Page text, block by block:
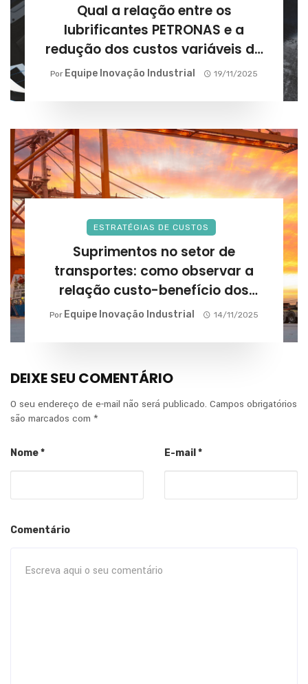
Qual a relação entre os
lubrificantes PETRONAS e a
redução dos custos variáveis da
frota?
Por Equipe Inovação Industrial 19/11/2025
ESTRATÉGIAS DE CUSTOS
Suprimentos no setor de
transportes: como observar a
relação custo-benefício dos
fornecedores?
Por Equipe Inovação Industrial 14/11/2025
DEIXE SEU COMENTÁRIO
O seu endereço de e-mail não será publicado. Campos obrigatórios
são marcados com *
Nome* E-mail *
Comentário